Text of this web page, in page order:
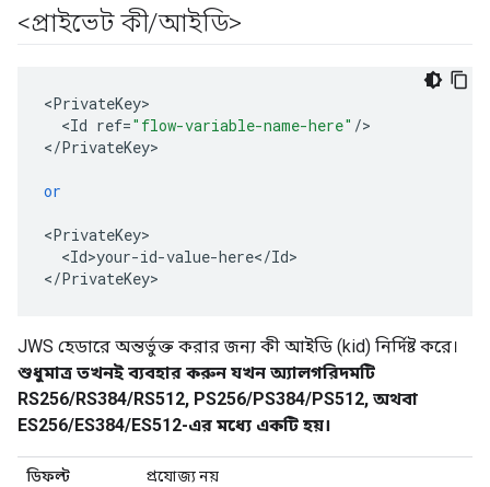
<প্রাইভেট কী/আইডি>
<PrivateKey
<Id ref="flow-variable-name-here" />
</PrivateKey>
or
<PrivateKey
<Id>your-id-value-here</Id>
</PrivateKey>
JWS হেডারে অন্তর্ভুক্ত করার জন্য কী আইডি (kid) নির্দিষ্ট করে।
শুধুমাত্র তখনই ব্যবহার করুন যখন অ্যালগরিদমটি
RS256/RS384/RS512, PS256/PS384/PS512, অথবা
ES256/ES384/ES512-এর মধ্যে একটি হয়।
ডিফল্ট প্রযোজ্য নয়